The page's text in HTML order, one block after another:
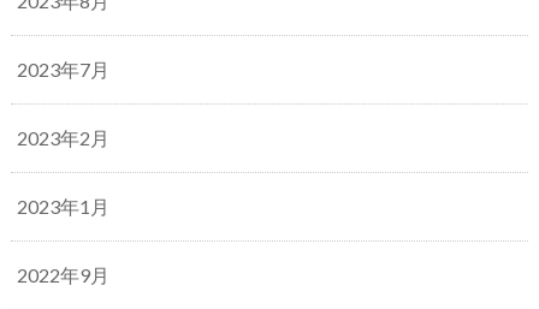
2023年7月
2023年2月
2023年1月
2022年9月